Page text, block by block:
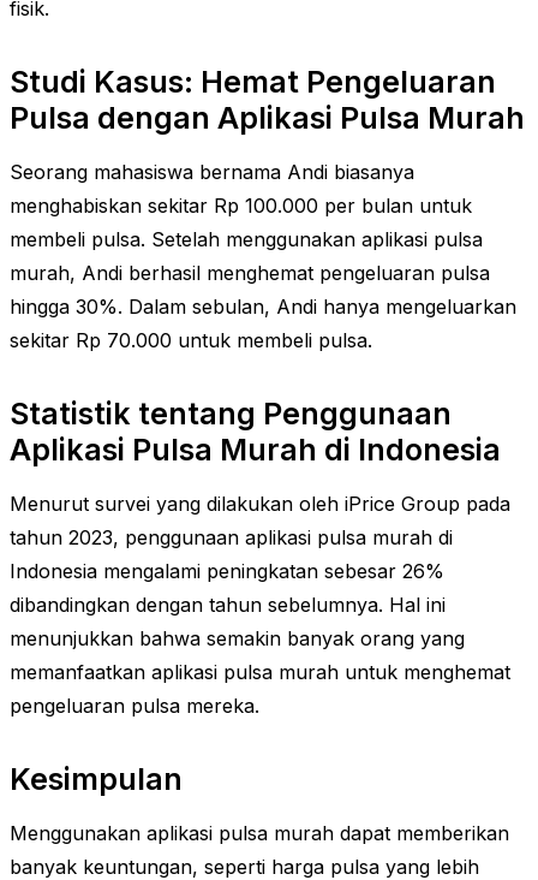
fisik.
Studi Kasus: Hemat Pengeluaran
Pulsa dengan Aplikasi Pulsa Murah
Seorang mahasiswa bernama Andi biasanya
menghabiskan sekitar Rp 100.000 per bulan untuk
membeli pulsa. Setelah menggunakan aplikasi pulsa
murah, Andi berhasil menghemat pengeluaran pulsa
hingga 30%. Dalam sebulan, Andi hanya mengeluarkan
sekitar Rp 70.000 untuk membeli pulsa.
Statistik tentang Penggunaan
Aplikasi Pulsa Murah di Indonesia
Menurut survei yang dilakukan oleh iPrice Group pada
tahun 2023, penggunaan aplikasi pulsa murah di
Indonesia mengalami peningkatan sebesar 26%
dibandingkan dengan tahun sebelumnya. Hal ini
menunjukkan bahwa semakin banyak orang yang
memanfaatkan aplikasi pulsa murah untuk menghemat
pengeluaran pulsa mereka.
Kesimpulan
Menggunakan aplikasi pulsa murah dapat memberikan
banyak keuntungan, seperti harga pulsa yang lebih